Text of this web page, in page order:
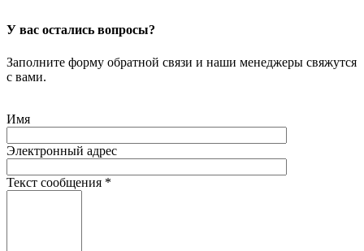
У вас остались вопросы?
Заполните форму обратной связи и наши менеджеры свяжутся
с вами.
Имя
Электронный адрес
Текст сообщения *